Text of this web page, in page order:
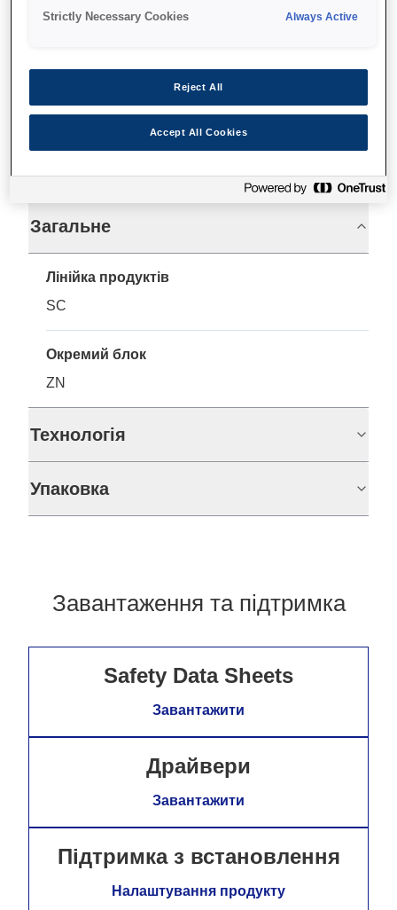
Де купити
Технічні характеристики
Загальне
Лінійка продуктів
SC
Окремий блок
ZN
Технологія
Упаковка
Завантаження та підтримка
Safety Data Sheets
Завантажити
Драйвери
Завантажити
Підтримка з встановлення
Налаштування продукту
Strictly Necessary Cookies Always Active
Reject All
Accept All Cookies